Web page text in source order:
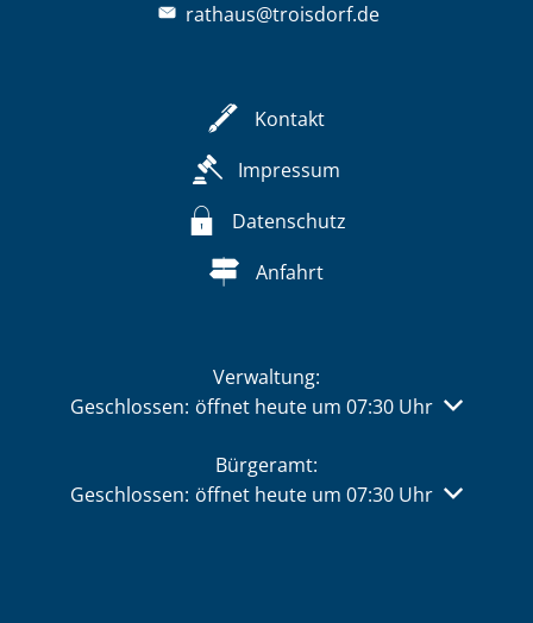
rathaus@troisdorf.de
Kontakt
Impressum
Datenschutz
Anfahrt
Verwaltung:
Klicken, um weitere Öffnungs- oder Schließzeiten
Geschlossen: öffnet heute um 07:30 Uhr
Bürgeramt:
Klicken, um weitere Öffnungs- oder Schließzeiten
Geschlossen: öffnet heute um 07:30 Uhr